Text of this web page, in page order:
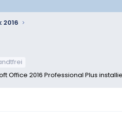
2016
Office 2016 Professional Plus